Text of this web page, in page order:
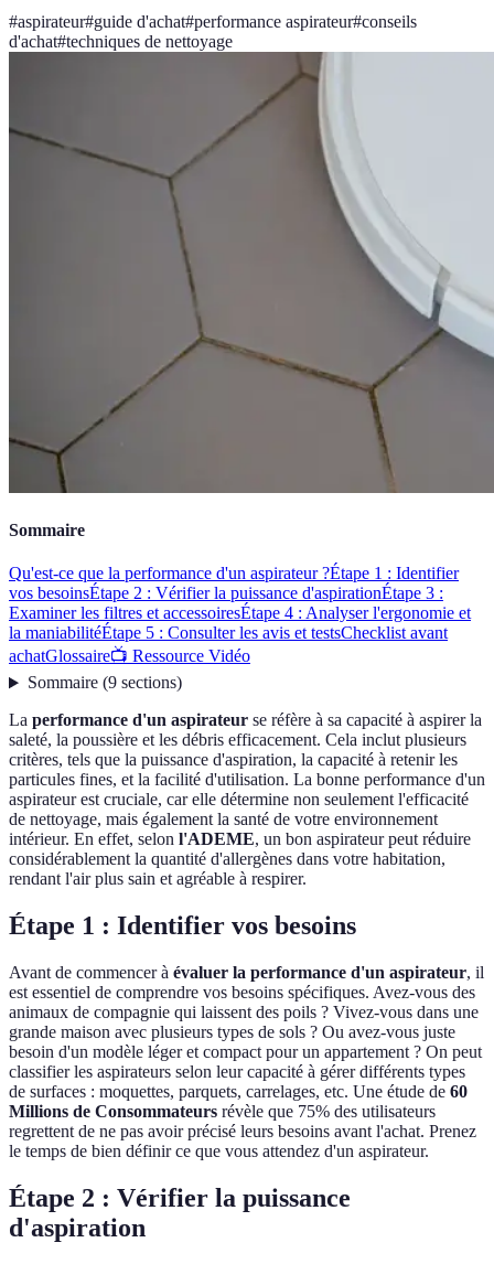
#aspirateur#guide d'achat#performance aspirateur#conseils
d'achat#techniques de nettoyage
Sommaire
Qu'est-ce que la performance d'un aspirateur ?Étape 1 : Identifier
vos besoinsÉtape 2 : Vérifier la puissance d'aspirationÉtape 3 :
Examiner les filtres et accessoiresÉtape 4 : Analyser l'ergonomie et
la maniabilitéÉtape 5 : Consulter les avis et testsChecklist avant
achatGlossaire📺 Ressource Vidéo
Sommaire(9 sections)
La performance d'un aspirateur se réfère à sa capacité à aspirer la
saleté, la poussière et les débris efficacement. Cela inclut plusieurs
critères, tels que la puissance d'aspiration, la capacité à retenir les
particules fines, et la facilité d'utilisation. La bonne performance d'un
aspirateur est cruciale, car elle détermine non seulement l'efficacité
de nettoyage, mais également la santé de votre environnement
intérieur. En effet, selon l'ADEME, un bon aspirateur peut réduire
considérablement la quantité d'allergènes dans votre habitation,
rendant l'air plus sain et agréable à respirer.
Étape 1 : Identifier vos besoins
Avant de commencer à évaluer la performance d'un aspirateur, il
est essentiel de comprendre vos besoins spécifiques. Avez-vous des
animaux de compagnie qui laissent des poils ? Vivez-vous dans une
grande maison avec plusieurs types de sols ? Ou avez-vous juste
besoin d'un modèle léger et compact pour un appartement ? On peut
classifier les aspirateurs selon leur capacité à gérer différents types
de surfaces : moquettes, parquets, carrelages, etc. Une étude de 60
Millions de Consommateurs révèle que 75% des utilisateurs
regrettent de ne pas avoir précisé leurs besoins avant l'achat. Prenez
le temps de bien définir ce que vous attendez d'un aspirateur.
Étape 2 : Vérifier la puissance
d'aspiration